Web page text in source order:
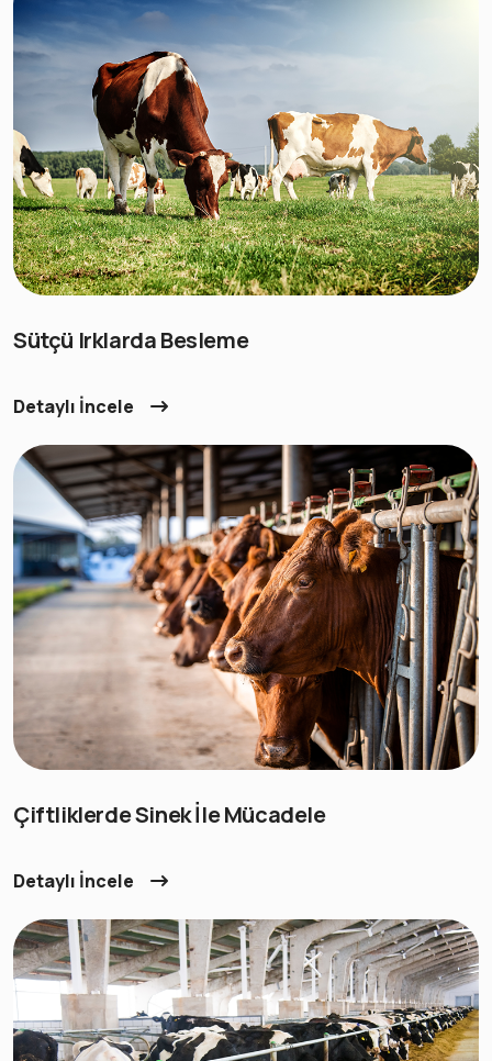
Sütçü Irklarda Besleme
Detaylı İncele
Çiftliklerde Sinek İle Mücadele
Detaylı İncele